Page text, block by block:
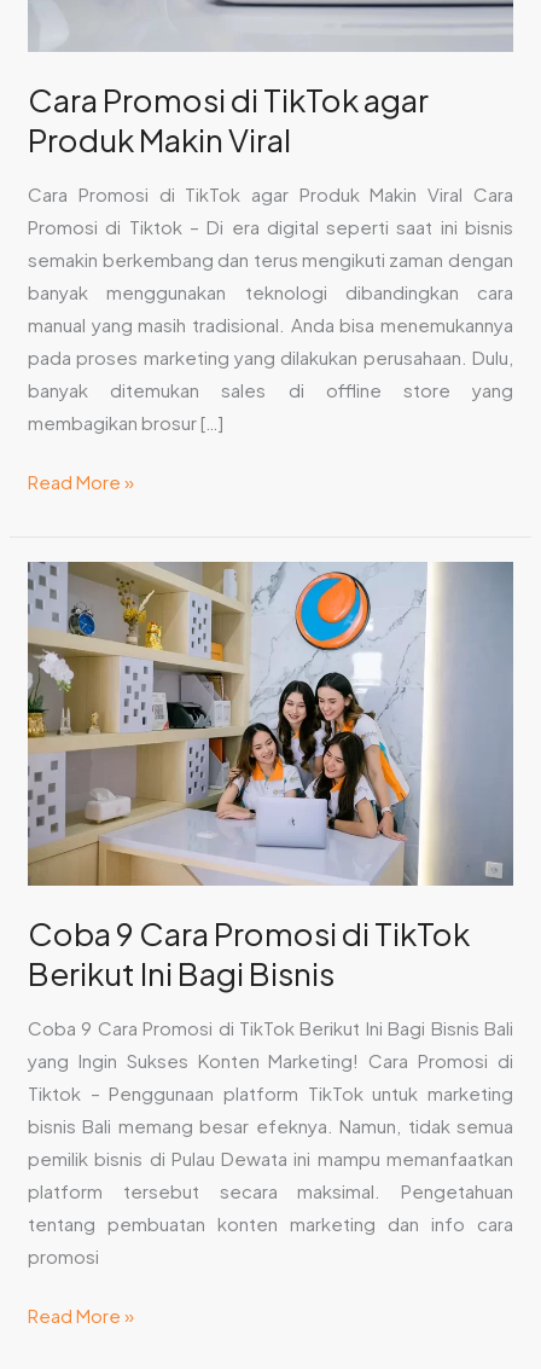
Cara Promosi di TikTok agar
Produk Makin Viral
Cara Promosi di TikTok agar Produk Makin Viral Cara
Promosi di Tiktok – Di era digital seperti saat ini bisnis
semakin berkembang dan terus mengikuti zaman dengan
banyak menggunakan teknologi dibandingkan cara
manual yang masih tradisional. Anda bisa menemukannya
pada proses marketing yang dilakukan perusahaan. Dulu,
banyak ditemukan sales di offline store yang
membagikan brosur […]
Read More »
Coba 9 Cara Promosi di TikTok
Berikut Ini Bagi Bisnis
Coba 9 Cara Promosi di TikTok Berikut Ini Bagi Bisnis Bali
yang Ingin Sukses Konten Marketing! Cara Promosi di
Tiktok – Penggunaan platform TikTok untuk marketing
bisnis Bali memang besar efeknya. Namun, tidak semua
pemilik bisnis di Pulau Dewata ini mampu memanfaatkan
platform tersebut secara maksimal. Pengetahuan
tentang pembuatan konten marketing dan info cara
promosi
Coba
9
Cara
Promosi
di
TikTok
Berikut
Ini
Bagi
Bisnis
Read More »